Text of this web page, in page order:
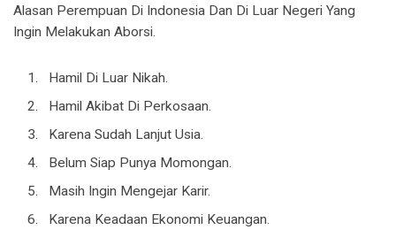
Alasan Perempuan Di Indonesia Dan Di Luar Negeri Yang
Ingin Melakukan Aborsi.
Hamil Di Luar Nikah.
Hamil Akibat Di Perkosaan.
Karena Sudah Lanjut Usia.
Belum Siap Punya Momongan.
Masih Ingin Mengejar Karir.
Karena Keadaan Ekonomi Keuangan.